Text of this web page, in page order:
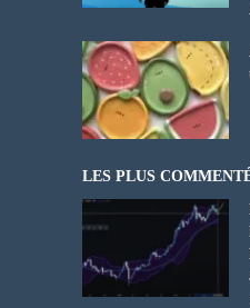
LES PLUS